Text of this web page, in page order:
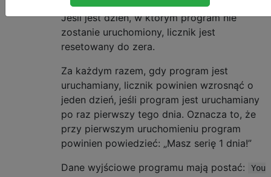
Jeśli jest dzień, w którym program nie
zostanie uruchomiony, licznik jest
resetowany do zera.
Za każdym razem, gdy program jest
uruchamiany, licznik powinien wzrosnąć o
jeden dzień, jeśli program jest uruchamiany
po raz pierwszy tego dnia. Oznacza to, że
przy pierwszym uruchomieniu program
powinien powiedzieć: „Masz serię 1 dnia!”
Dane wyjściowe programu mają postać:
You